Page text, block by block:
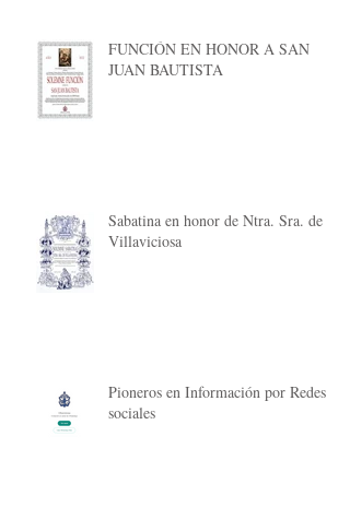
FUNCIÓN EN HONOR A SAN
JUAN BAUTISTA
Sabatina en honor de Ntra. Sra. de
Villaviciosa
Pioneros en Información por Redes
sociales